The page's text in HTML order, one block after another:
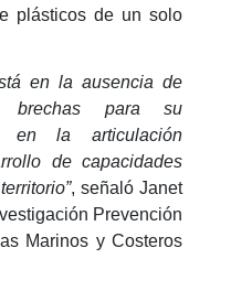
plásticos de un solo
en la ausencia de
para su
en la articulación
de capacidades
, señaló Janet
Prevención
Marinos y Costeros